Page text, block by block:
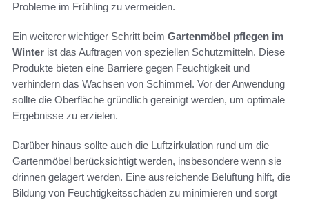
Probleme im Frühling zu vermeiden.
Ein weiterer wichtiger Schritt beim Gartenmöbel pflegen im
Winter ist das Auftragen von speziellen Schutzmitteln. Diese
Produkte bieten eine Barriere gegen Feuchtigkeit und
verhindern das Wachsen von Schimmel. Vor der Anwendung
sollte die Oberfläche gründlich gereinigt werden, um optimale
Ergebnisse zu erzielen.
Darüber hinaus sollte auch die Luftzirkulation rund um die
Gartenmöbel berücksichtigt werden, insbesondere wenn sie
drinnen gelagert werden. Eine ausreichende Belüftung hilft, die
Bildung von Feuchtigkeitsschäden zu minimieren und sorgt